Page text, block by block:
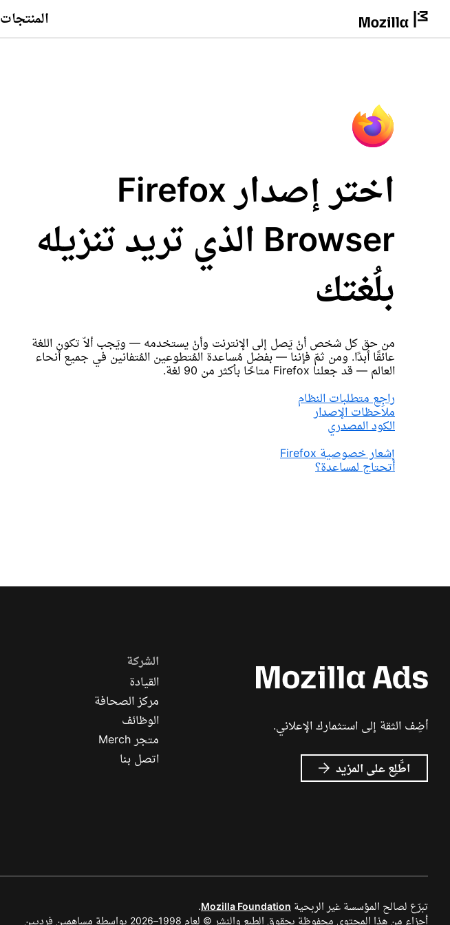
المنتجات
اختر إصدار Firefox
Browser الذي تريد تنزيله
بلُغتك
من حق كل شخص أنْ يَصل إلى الإنترنت وأنْ يستخدمه — ويَجب ألاّ تكون اللغة
عائقًا أبدًا. ومن ثمّ فإننا — بفضل مُساعدة المُتطوعين المُتفانين في جميع أنحاء
العالم — قد جعلنا Firefox متاحًا بأكثر من 90 لغة.
راجِع متطلبات النظام
ملاحظات الإصدار
الكود المصدري
إشعار خصوصية Firefox
أتحتاج لمساعدة؟
أضِف الثقة إلى استثمارك الإعلاني.
اطَّلِع على المزيد عن
إعلانات
الشركة
القيادة
مركز الصحافة
الوظائف
متجر Merch
اتصل بنا
تبرّع لصالح المؤسسة غير الربحية Mozilla Foundation
.
أجزاء من هذا المحتوى محفوظة بحقوق الطبع والنشر © لعام 1998–2026 بواسطة مساهمين فرديين